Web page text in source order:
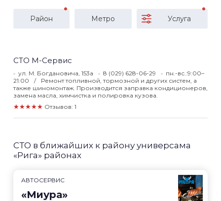
Район Метро Услуга
СТО М-Сервис
ул. М. Богдановича, 153а 8 (029) 628-06-29
пн.-вс.:9:00–
21:00
Ремонт топливной, тормозной и других систем, а
также шиномонтаж. Производится заправка кондиционеров,
замена масла, химчистка и полировка кузова.
★★★★★ Отзывов: 1
СТО в ближайших к району универсама
«Рига» районах
АВТОСЕРВИС
«Миура»